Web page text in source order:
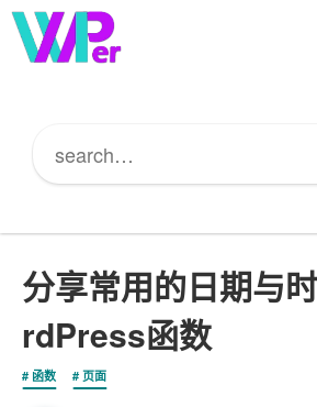
分享常用的日期与
rdPress函数
函数 页面